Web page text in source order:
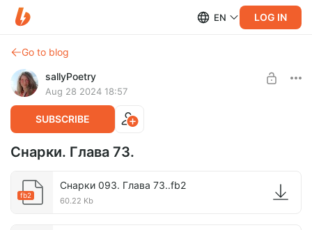
EN LOG IN
Go to blog
sallyPoetry
Aug 28 2024 18:57
SUBSCRIBE
Снарки. Глава 73.
fb2
Снарки 093. Глава 73..fb2
60.22 Kb